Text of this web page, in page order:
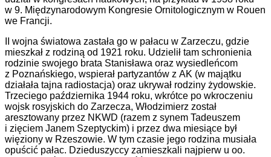
w 9. Międzynarodowym Kongresie Ornitologicznym w Rouen
we Francji.
II wojna światowa zastała go w pałacu w Zarzeczu, gdzie
mieszkał z rodziną od 1921 roku. Udzielił tam schronienia
rodzinie swojego brata Stanisława oraz wysiedleńcom
z Poznańskiego, wspierał partyzantów z AK (w majątku
działała tajna radiostacja) oraz ukrywał rodziny żydowskie.
Trzeciego października 1944 roku, wkrótce po wkroczeniu
wojsk rosyjskich do Zarzecza, Włodzimierz został
aresztowany przez NKWD (razem z synem Tadeuszem
i zięciem Janem Szeptyckim) i przez dwa miesiące był
więziony w Rzeszowie. W tym czasie jego rodzina musiała
opuścić pałac. Dzieduszyccy zamieszkali najpierw u oo.